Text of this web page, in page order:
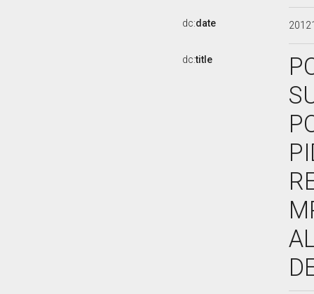
dc:date
dc:title